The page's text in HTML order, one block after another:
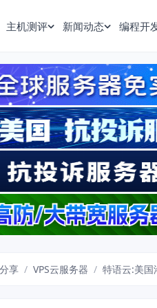
主机测评 新闻动态 编程开
享 / VPS云服务器 / 特语云:美国